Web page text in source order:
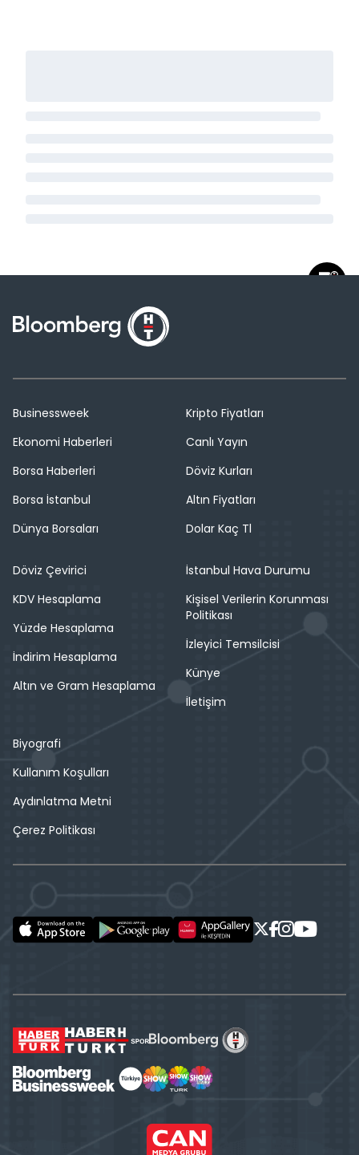
Businessweek
Ekonomi Haberleri
Borsa Haberleri
Borsa İstanbul
Dünya Borsaları
Kripto Fiyatları
Canlı Yayın
Döviz Kurları
Altın Fiyatları
Dolar Kaç Tl
Döviz Çevirici
KDV Hesaplama
Yüzde Hesaplama
İndirim Hesaplama
Altın ve Gram Hesaplama
İstanbul Hava Durumu
Kişisel Verilerin Korunması
Politikası
İzleyici Temsilcisi
Künye
İletişim
Biyografi
Kullanım Koşulları
Aydınlatma Metni
Çerez Politikası